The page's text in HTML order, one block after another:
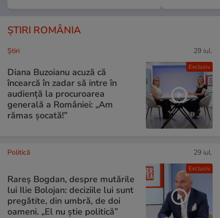
ȘTIRI ROMÂNIA
Exclusiv
Ştiri 29 iul.
Diana Buzoianu acuză că
încearcă în zadar să intre în
audiență la procuroarea
generală a României: „Am
rămas șocată!”
Exclusiv
Politică 29 iul.
Rareș Bogdan, despre mutările
lui Ilie Bolojan: deciziile lui sunt
pregătite, din umbră, de doi
oameni. „El nu știe politică”